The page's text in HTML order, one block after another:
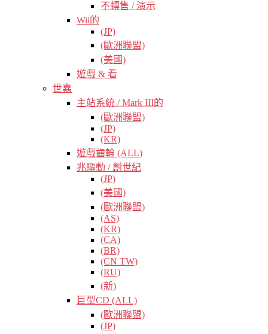
不轉售 / 演示
Wii的
(JP)
(歐洲聯盟)
(美國)
遊戲 & 看
世嘉
主站系統 / Mark III的
(歐洲聯盟)
(JP)
(KR)
遊戲齒輪 (ALL)
兆驅動 / 創世紀
(JP)
(美國)
(歐洲聯盟)
(AS)
(KR)
(CA)
(BR)
(CN TW)
(RU)
(新)
巨型CD (ALL)
(歐洲聯盟)
(JP)